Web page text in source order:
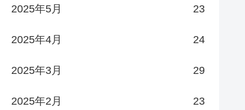
2025年5月 23
2025年4月 24
2025年3月 29
2025年2月 23